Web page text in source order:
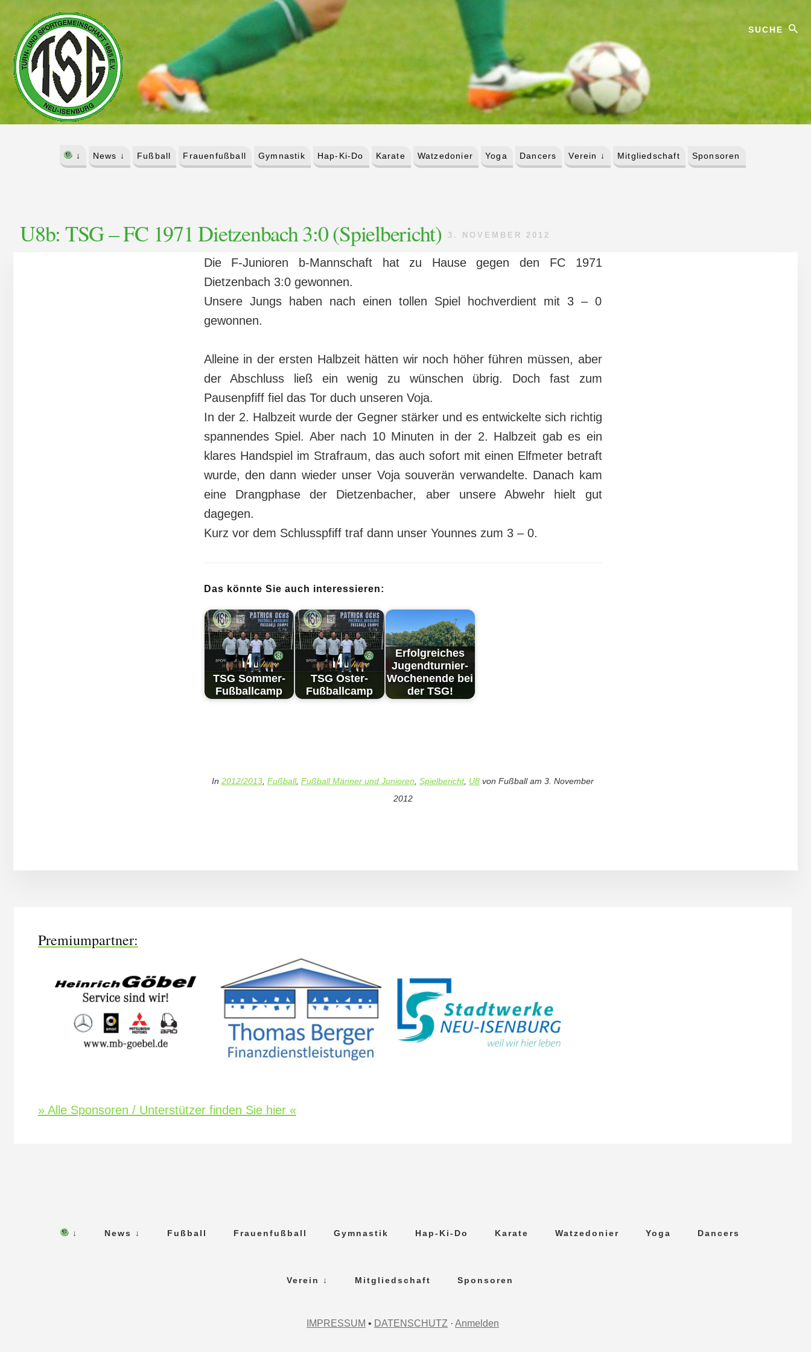
content
↓ News ↓ Fußball Frauenfußball Gymnastik Hap-Ki-Do Karate Watzedonier Yoga Dancers Verein ↓ Mitgliedschaft Sponsoren
U8b: TSG – FC 1971 Dietzenbach 3:0 (Spielbericht) 3. NOVEMBER 2012
Die F-Junioren b-Mannschaft hat zu Hause gegen den FC 1971
Dietzenbach 3:0 gewonnen.
Unsere Jungs haben nach einen tollen Spiel hochverdient mit 3 – 0
gewonnen.
Alleine in der ersten Halbzeit hätten wir noch höher führen müssen, aber
der Abschluss ließ ein wenig zu wünschen übrig. Doch fast zum
Pausenpfiff fiel das Tor duch unseren Voja.
In der 2. Halbzeit wurde der Gegner stärker und es entwickelte sich richtig
spannendes Spiel. Aber nach 10 Minuten in der 2. Halbzeit gab es ein
klares Handspiel im Strafraum, das auch sofort mit einen Elfmeter betraft
wurde, den dann wieder unser Voja souverän verwandelte. Danach kam
eine Drangphase der Dietzenbacher, aber unsere Abwehr hielt gut
dagegen.
Kurz vor dem Schlusspfiff traf dann unser Younnes zum 3 – 0.
Das könnte Sie auch interessieren:
TSG Som­mer-
Fuß­ball­camp
TSG Oster-
Fußballcamp
Erfolg­reich­es
Ju­gend­tur­nier-
Woch­en­en­de bei
der TSG!
In 2012/2013 Fußball, Fußball Männer und Junioren Spielbericht, U8 von Fußballam 3. November
2012
Premiumpartner:
» Alle Sponsoren / Unterstützer finden Sie hier «
↓ News ↓ Fußball Frauenfußball Gymnastik Hap-Ki-Do Karate Watzedonier Yoga Dancers
Verein ↓ Mitgliedschaft Sponsoren
IMPRESSUM • DATENSCHUTZ · Anmelden